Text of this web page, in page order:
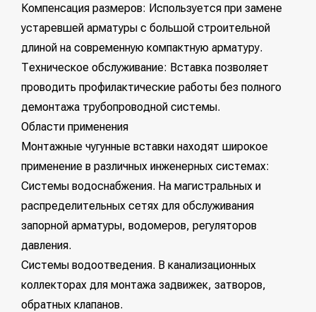
Компенсация размеров: Используется при замене
устаревшей арматуры с большой строительной
длиной на современную компактную арматуру.
Техническое обслуживание: Вставка позволяет
проводить профилактические работы без полного
демонтажа трубопроводной системы.
Области применения
Монтажные чугунные вставки находят широкое
применение в различных инженерных системах:
Системы водоснабжения. На магистральных и
распределительных сетях для обслуживания
запорной арматуры, водомеров, регуляторов
давления.
Системы водоотведения. В канализационных
коллекторах для монтажа задвижек, затворов,
обратных клапанов.